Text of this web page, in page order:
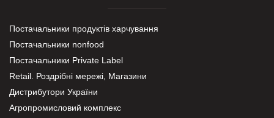
Постачальники продуктів харчування
Постачальники nonfood
Постачальники Private Label
Retail. Роздрібні мережі, Магазини
Дистрибутори України
Агропромисловий комплекс